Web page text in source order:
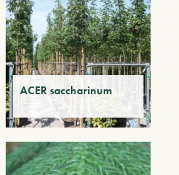
ACER saccharinum